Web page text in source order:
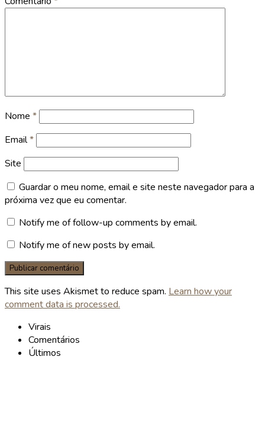
Nome *
Email*
Site
Guardar o meu nome, email e site neste navegador para a
próxima vez que eu comentar.
Notify me of follow-up comments by email.
Notify me of new posts by email.
This site uses Akismet to reduce spam. Learn how your
comment data is processed.
Virais
Comentários
Últimos